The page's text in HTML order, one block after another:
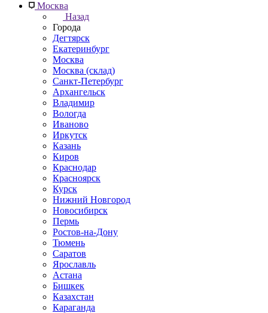
Москва
Назад
Города
Дегтярск
Екатеринбург
Москва
Москва (склад)
Санкт-Петербург
Архангельск
Владимир
Вологда
Иваново
Иркутск
Казань
Киров
Краснодар
Красноярск
Курск
Нижний Новгород
Новосибирск
Пермь
Ростов-на-Дону
Тюмень
Саратов
Ярославль
Астана
Бишкек
Казахстан
Караганда